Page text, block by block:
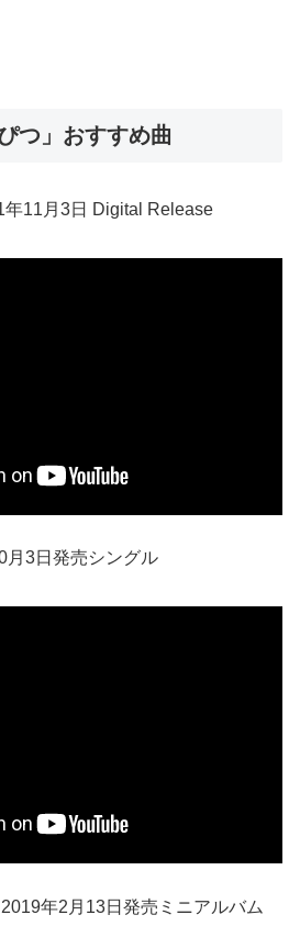
つ」おすすめ曲
11月3日 Digital Release
3日発売シングル
年2月13日発売ミニアルバム